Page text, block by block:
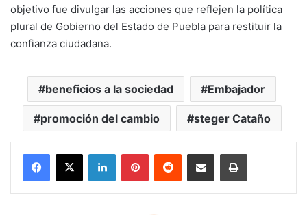
objetivo fue divulgar las acciones que reflejen la política
plural de Gobierno del Estado de Puebla para restituir la
confianza ciudadana.
beneficios a la sociedad Embajador
promoción del cambio steger Cataño
LinkedInPinterestReddit Share via Email Print